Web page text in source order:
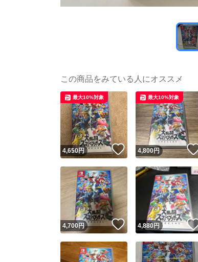
この商品をみている人にオススメ
4,650円 いいね！
最大10%対象
4,800円
最大10%対象
4,700円 いいね！
4,880 円